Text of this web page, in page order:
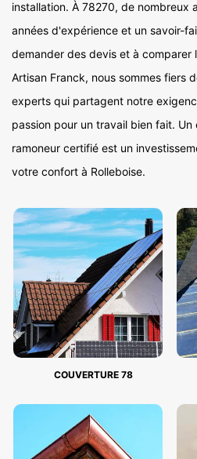
installation. À 78270, de nombreux
années d'expérience et un savoir-
demander des devis et à comparer
Artisan Franck, nous sommes fiers
experts qui partagent notre
passion pour un travail bien fait.
ramoneur certifié est un
votre confort à Rolleboise.
COUVERTURE 78